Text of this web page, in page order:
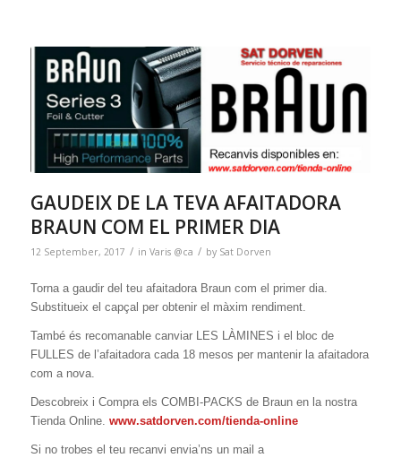
GAUDEIX DE LA TEVA AFAITADORA
BRAUN COM EL PRIMER DIA
12 September, 2017 / in Varis @ca / by Sat Dorven
Torna a gaudir del teu afaitadora Braun com el primer dia.
Substitueix el capçal per obtenir el màxim rendiment.
També és recomanable canviar LES LÀMINES i el bloc de
FULLES de l’afaitadora cada 18 mesos per mantenir la afaitadora
com a nova.
Descobreix i Compra els COMBI-PACKS de Braun en la nostra
Tienda Online. www.satdorven.com/tienda-online
Si no trobes el teu recanvi envia’ns un mail a